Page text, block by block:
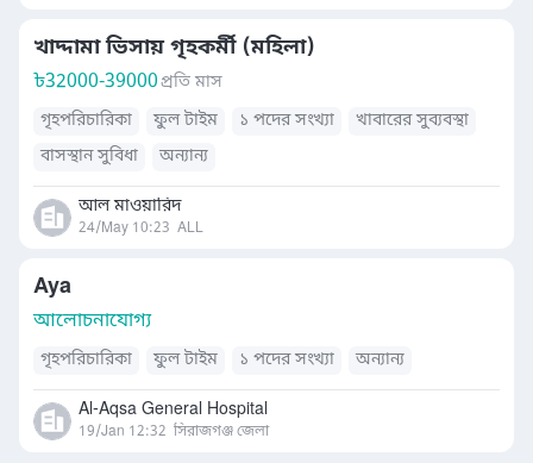
খাদ্দামা ভিসায় গৃহকর্মী (মহিলা)
৳32000-39000প্রতি মাস
গৃহপরিচারিকা
ফুল টাইম ১ পদের সংখ্যা
খাবারের সুব্যবস্থা
বাসস্থান সুবিধা
অন্যান্য
আল মাওয়ারিদ
24/May 10:23 ALL
Aya
আলোচনাযোগ্য
গৃহপরিচারিকা ফুল টাইম ১ পদের সংখ্যা অন্যান্য
Al-Aqsa General Hospital
19/Jan 12:32 সিরাজগঞ্জ জেলা